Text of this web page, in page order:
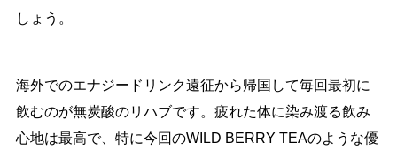
しょう。
海外でのエナジードリンク遠征から帰国して毎回最初に
飲むのが無炭酸のリハブです。疲れた体に染み渡る飲み
心地は最高で、特に今回のWILD BERRY TEAのような優